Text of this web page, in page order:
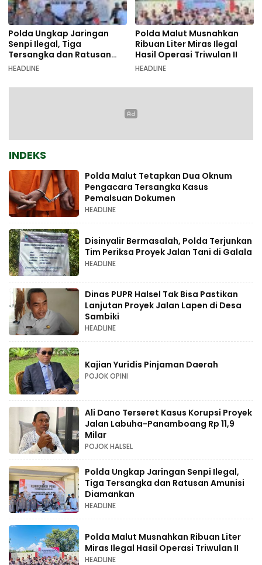
Polda Ungkap Jaringan
Senpi Ilegal, Tiga
Tersangka dan Ratusan
Amunisi Diamankan
HEADLINE
Polda Malut Musnahkan
Ribuan Liter Miras Ilegal
Hasil Operasi Triwulan II
HEADLINE
INDEKS
Polda Malut Tetapkan Dua Oknum
Pengacara Tersangka Kasus
Pemalsuan Dokumen
HEADLINE
Disinyalir Bermasalah, Polda Terjunkan
Tim Periksa Proyek Jalan Tani di Galala
HEADLINE
Dinas PUPR Halsel Tak Bisa Pastikan
Lanjutan Proyek Jalan Lapen di Desa
Sambiki
HEADLINE
Kajian Yuridis Pinjaman Daerah
POJOK OPINI
Ali Dano Terseret Kasus Korupsi Proyek
Jalan Labuha-Panamboang Rp 11,9
Milar
POJOK HALSEL
Polda Ungkap Jaringan Senpi Ilegal,
Tiga Tersangka dan Ratusan Amunisi
Diamankan
HEADLINE
Polda Malut Musnahkan Ribuan Liter
Miras Ilegal Hasil Operasi Triwulan II
HEADLINE